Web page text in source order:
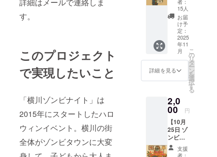
す。
このプロジェクト
で実現したいこと
「横川ゾンビナイト」は
2015年にスタートしたハロ
ウィンイベント。横川の街
全体がゾンビタウンに大変
持ちを
込め
て、お
礼の
メッ
セージ
をお送
りしま
す。
15人
お届
け予
定：
2025
年11
月
詳細を見る
こ
の
リ
タ
ー
ン
を
選
択
す
る
2,0
00 円
【10月
25日 ゾ
ンビ休
憩所利
用権支援
者：